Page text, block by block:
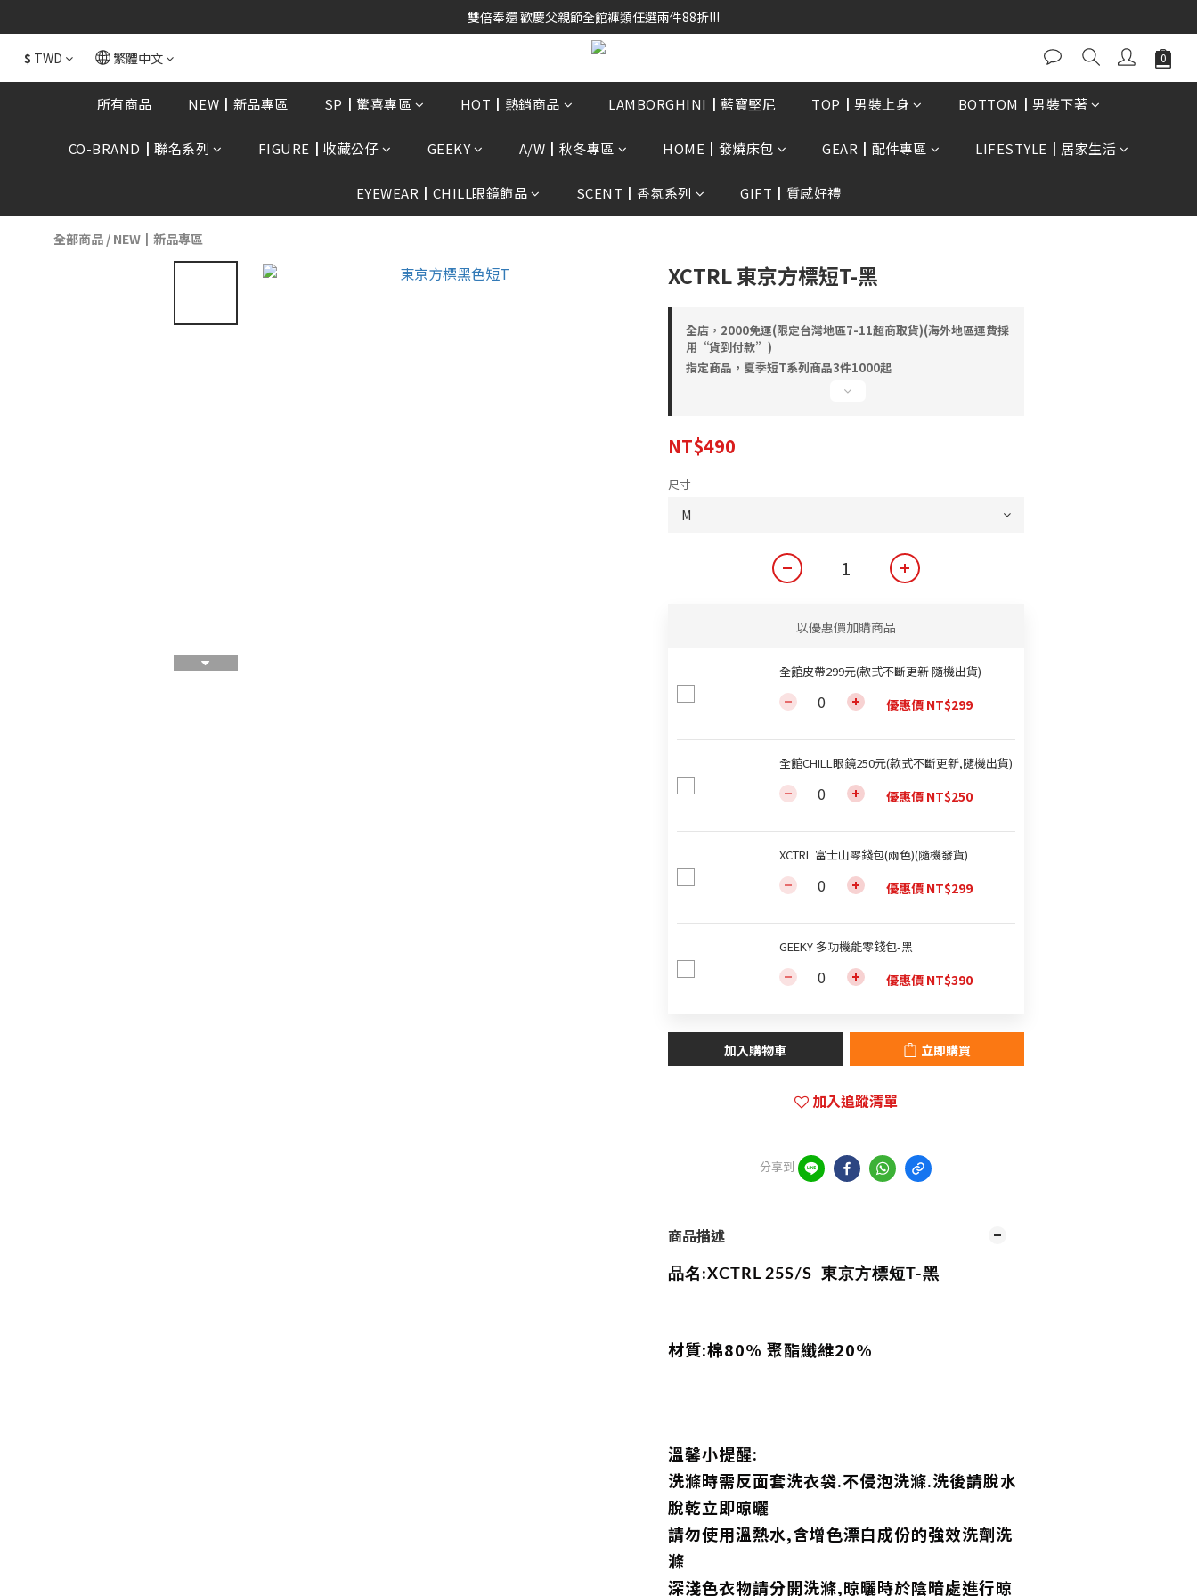
雙倍奉還 歡慶父親節全館褲類任選兩件88折!!!
雙倍奉還 歡慶父親節全館褲類任選兩件88折!!!
全館消費滿額$1680贈3D好野貓公仔(絲綢鐵黑) 滿額$2499贈達摩金幣 送完為止!  滿$3000再贈現金卷$300元
雙倍奉還 歡慶父親節全館褲類任選兩件88折!!!
$ TWD 繁體中文
所有商品 NEW┃新品專區 SP┃驚喜專區 HOT┃熱銷商品 LAMBORGHINI┃藍寶堅尼 TOP┃男裝上身 BOTTOM┃男裝下著
CO-BRAND┃聯名系列 FIGURE┃收藏公仔 GEEKY A/W┃秋冬專區 HOME┃發燒床包 GEAR┃配件專區 LIFESTYLE┃居家生活
EYEWEAR┃CHILL眼鏡飾品 SCENT┃香氛系列 GIFT┃質感好禮
全部商品 / NEW┃新品專區
XCTRL 東京方標短T-黑
全店，2000免運(限定台灣地區7-11超商取貨)(海外地區運費採
用“貨到付款”)
指定商品，夏季短T系列商品3件1000起
NT$490
尺寸
以優惠價加購商品
全館皮帶299元(款式不斷更新 隨機出貨)
優惠價 NT$299
全館CHILL眼鏡250元(款式不斷更新,隨機出貨)
優惠價 NT$250
XCTRL 富士山零錢包(兩色)(隨機發貨)
優惠價 NT$299
GEEKY 多功機能零錢包-黑
優惠價 NT$390
加入購物車 立即購買
加入追蹤清單
分享到
商品描述
品名:XCTRL 25S/S 東京方標短T-黑
材質:棉80% 聚酯纖維20%
溫馨小提醒:
洗滌時需反面套洗衣袋.不侵泡洗滌.洗後請脫水
脫乾立即晾曬
請勿使用溫熱水,含增色漂白成份的強效洗劑洗
滌
深淺色衣物請分開洗滌,晾曬時於陰暗處進行晾
立即購買